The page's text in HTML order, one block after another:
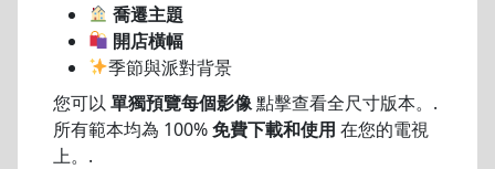
喬遷主題
開店橫幅
季節與派對背景
您可以 單獨預覽每個影像點擊查看全尺寸版本。.
所有範本均為 100%免費下載和使用 在您的電視
上。.